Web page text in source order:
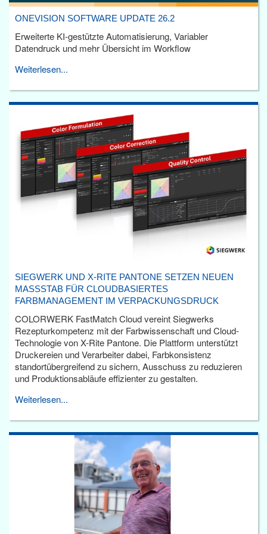
ONEVISION SOFTWARE UPDATE 26.2
Erweiterte KI-gestützte Automatisierung, Variabler
Datendruck und mehr Übersicht im Workflow
Weiterlesen...
SIEGWERK UND X-RITE PANTONE SETZEN NEUEN
MASSSTAB FÜR CLOUDBASIERTES F
ARBMANAGEMENT IM VERPACKUNGSDRUCK
COLORWERK FastMatch Cloud vereint Siegwerks
Rezepturkompetenz mit der Farbwissenschaft und Cloud-
Technologie von X-Rite Pantone. Die Plattform unterstützt
Druckereien und Verarbeiter dabei, Farbkonsistenz
standortübergreifend zu sichern, Ausschuss zu reduzieren
und Produktionsabläufe effizienter zu gestalten.
Weiterlesen...